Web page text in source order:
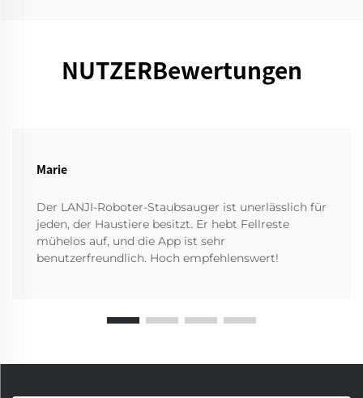
NUTZERBewertungen
Marie
Der LANJI-Roboter-Staubsauger ist unerlässlich für
jeden, der Haustiere besitzt. Er hebt Fellreste
mühelos auf, und die App ist sehr
benutzerfreundlich. Hoch empfehlenswert!